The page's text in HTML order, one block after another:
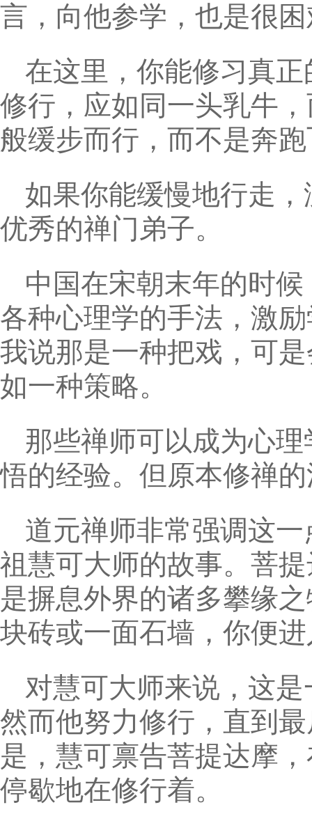
言，向他参学，也是很
在这里，你能修习真
修行，应如同一头乳牛
般缓步而行，而不是奔
如果你能缓慢地行走
优秀的禅门弟子。
中国在宋朝末年的时
各种心理学的手法，激
我说那是一种把戏，可
如一种策略。
那些禅师可以成为心
悟的经验。但原本修禅
道元禅师非常强调这
祖慧可大师的故事。菩
是摒息外界的诸多攀缘
块砖或一面石墙，你便进
对慧可大师来说，这
然而他努力修行，直到
是，慧可禀告菩提达摩
停歇地在修行着。